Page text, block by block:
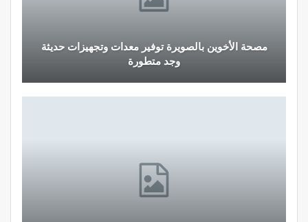
مصحة الأخوين بالصويرة توفير معدات وتجهيزات حديثة
وجد متطورة